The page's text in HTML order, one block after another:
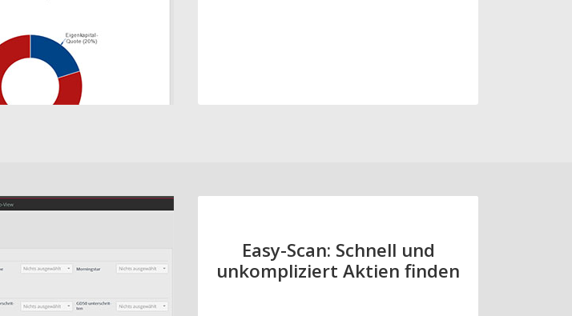
Easy-Scan: Schnell und
unkompliziert Aktien finden